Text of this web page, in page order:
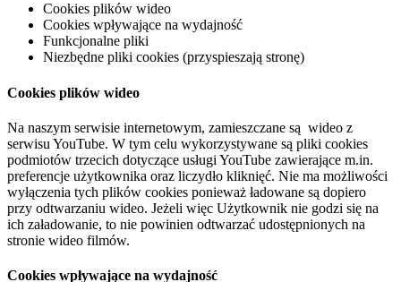
Cookies plików wideo
Cookies wpływające na wydajność
Funkcjonalne pliki
Niezbędne pliki cookies (przyspieszają stronę)
Cookies plików wideo
Na naszym serwisie internetowym, zamieszczane są wideo z
serwisu YouTube. W tym celu wykorzystywane są pliki cookies
podmiotów trzecich dotyczące usługi YouTube zawierające m.in.
preferencje użytkownika oraz liczydło kliknięć. Nie ma możliwości
wyłączenia tych plików cookies ponieważ ładowane są dopiero
przy odtwarzaniu wideo. Jeżeli więc Użytkownik nie godzi się na
ich załadowanie, to nie powinien odtwarzać udostępnionych na
stronie wideo filmów.
Cookies wpływające na wydajność